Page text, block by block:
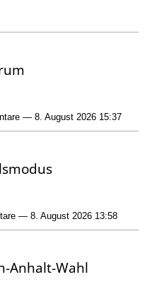
— 8. August 2026 15:37
— 8. August 2026 13:58
Anhalt-Wahl